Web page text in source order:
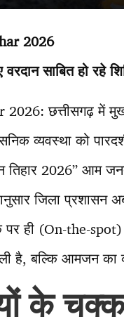
2026
वरदान साबित हो रहे
छत्तीसगढ़ में
व्यवस्था को
तिहार 2026” आम
जिला प्रशासन
ही (On-the-
है, बल्कि आमजन का
के